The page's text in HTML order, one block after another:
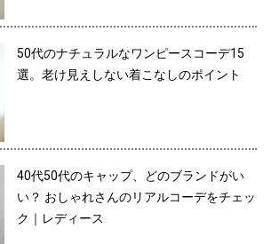
50代のナチュラルなワンピースコーデ15
選。老け見えしない着こなしのポイント
40代50代のキャップ、どのブランドがい
い？ おしゃれさんのリアルコーデをチェッ
ク｜レディース